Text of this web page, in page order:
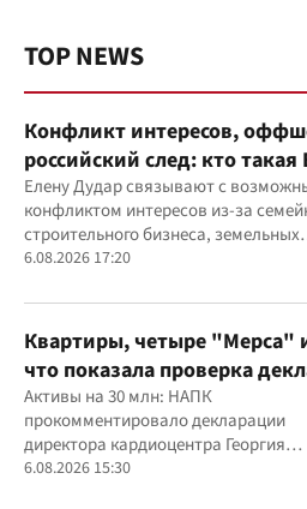
TOP NEWS
Конфликт интересов,
российский след: кто
Елену Дудар связывают с
конфликтом интересов из-за
строительного бизнеса, земельных
скандалов, судебных дел
6.08.2026 17:20
Квартиры, четыре "Мерса"
что показала проверка
руководителя детского
Маньковского и что
Активы на 30 млн: НАПК
прокомментировало декларации
директора кардиоцентра Георгия
Маньковского
6.08.2026 15:30